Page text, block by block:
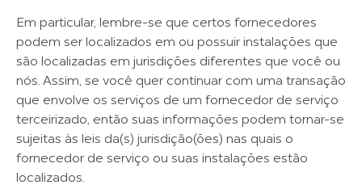
Em particular, lembre-se que certos fornecedores
podem ser localizados em ou possuir instalações que
são localizadas em jurisdições diferentes que você ou
nós. Assim, se você quer continuar com uma transação
que envolve os serviços de um fornecedor de serviço
terceirizado, então suas informações podem tornar-se
sujeitas às leis da(s) jurisdição(ões) nas quais o
fornecedor de serviço ou suas instalações estão
localizados.